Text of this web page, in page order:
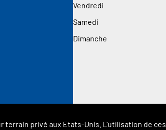
Vendredi
Samedi
Dimanche
privé aux Etats-Unis. L'utilisation de